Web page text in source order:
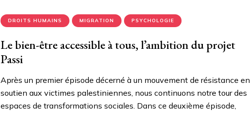
DROITS HUMAINS MIGRATION PSYCHOLOGIE
Le bien-être accessible à tous, l’ambition du projet
Passi
Après un premier épisode décerné à un mouvement de résistance en
soutien aux victimes palestiniennes, nous continuons notre tour des
espaces de transformations sociales. Dans ce deuxième épisode,